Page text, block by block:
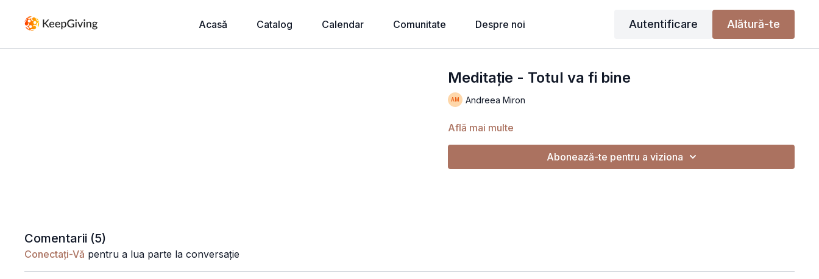
Acasă Catalog Calendar Comunitate Despre noi Autentificare Alătură-te
Meditație - Totul va fi bine
Andreea Miron
Află mai multe
Abonează-te pentru a viziona
Comentarii (5)
Conectați-Vă pentru a lua parte la conversație